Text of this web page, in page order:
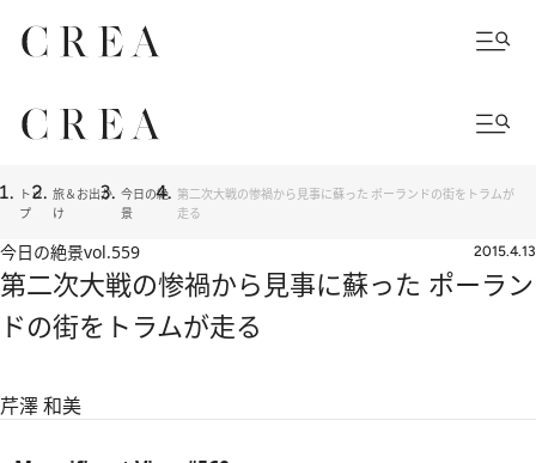
トッ
プ
旅＆お出か
け
今日の絶
景
第二次大戦の惨禍から見事に蘇った ポーランドの街をトラムが
走る
今日の絶景vol.559 2015.4.13
第二次大戦の惨禍から見事に蘇った ポーラン
ドの街をトラムが走る
芹澤 和美